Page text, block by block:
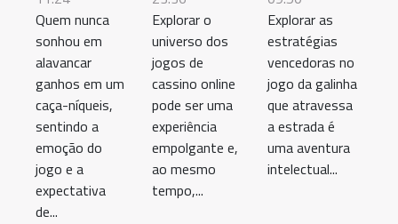
Quem nunca
sonhou em
alavancar
ganhos em um
caça-níqueis,
sentindo a
emoção do
jogo e a
expectativa
de...
Explorar o
universo dos
jogos de
cassino online
pode ser uma
experiência
empolgante e,
ao mesmo
tempo,...
Explorar as
estratégias
vencedoras no
jogo da galinha
que atravessa
a estrada é
uma aventura
intelectual...